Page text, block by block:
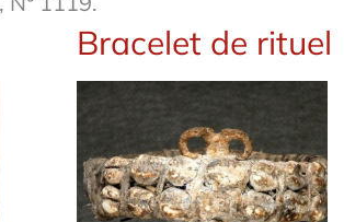
Bracelet de rituel